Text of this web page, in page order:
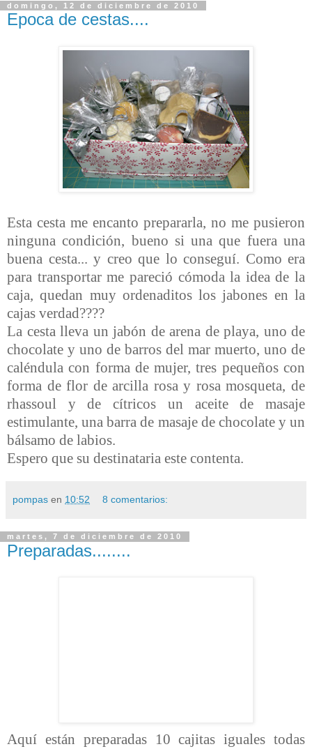
domingo, 12 de diciembre de 2010
Epoca de cestas....
Esta cesta me encanto prepararla, no me pusieron
ninguna condición, bueno si una que fuera una
buena cesta... y creo que lo conseguí. Como era
para transportar me pareció cómoda la idea de la
caja, quedan muy ordenaditos los jabones en la
cajas verdad????
La cesta lleva un jabón de arena de playa, uno de
chocolate y uno de barros del mar muerto, uno de
caléndula con forma de mujer, tres pequeños con
forma de flor de arcilla rosa y rosa mosqueta, de
rhassoul y de cítricos un aceite de masaje
estimulante, una barra de masaje de chocolate y un
bálsamo de labios.
Espero que su destinataria este contenta.
pompas en 10:52 8 comentarios:
martes, 7 de diciembre de 2010
Preparadas........
Aquí están preparadas 10 cajitas iguales todas